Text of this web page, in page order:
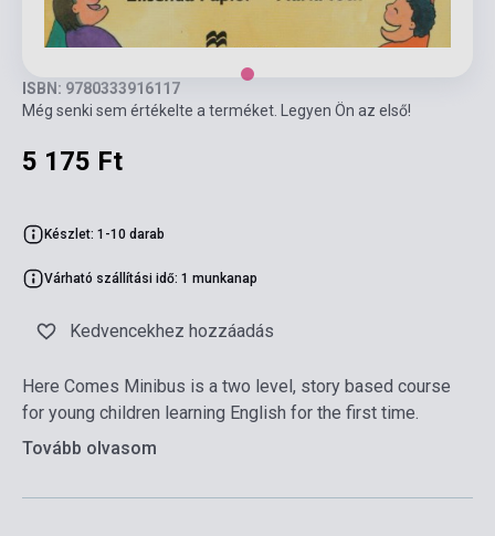
ISBN: 9780333916117
Még senki sem értékelte a terméket. Legyen Ön az első!
5 175 Ft
Készlet: 1-10 darab
Várható szállítási idő: 1 munkanap
Kedvencekhez hozzáadás
Here Comes Minibus is a two level, story based course
for young children learning English for the first time.
Tovább olvasom